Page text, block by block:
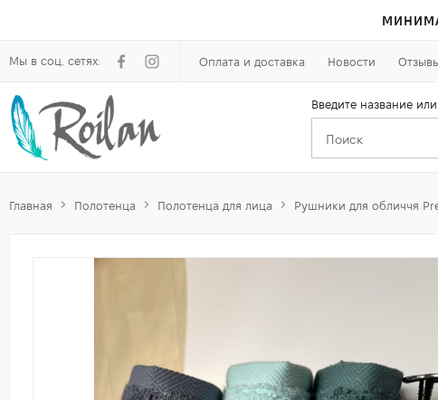
Мы в соц. сетях: Оплата и доставка Новости
Введите название
Главная Полотенца Полотенца для лица Рушники для обличчя